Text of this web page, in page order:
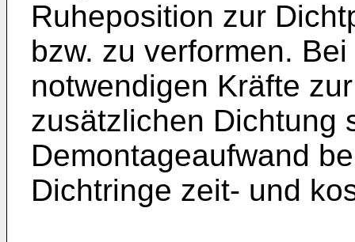
Ruheposition zur
bzw. zu verformen.
notwendigen Kräfte
zusätzlichen Dichtung
Demontageaufwand
Dichtringe zeit- und